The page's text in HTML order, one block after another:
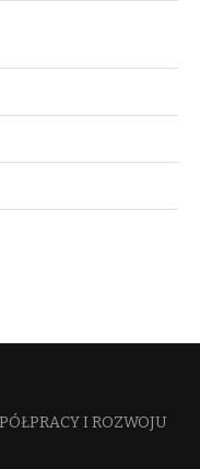
I ROZWOJU​